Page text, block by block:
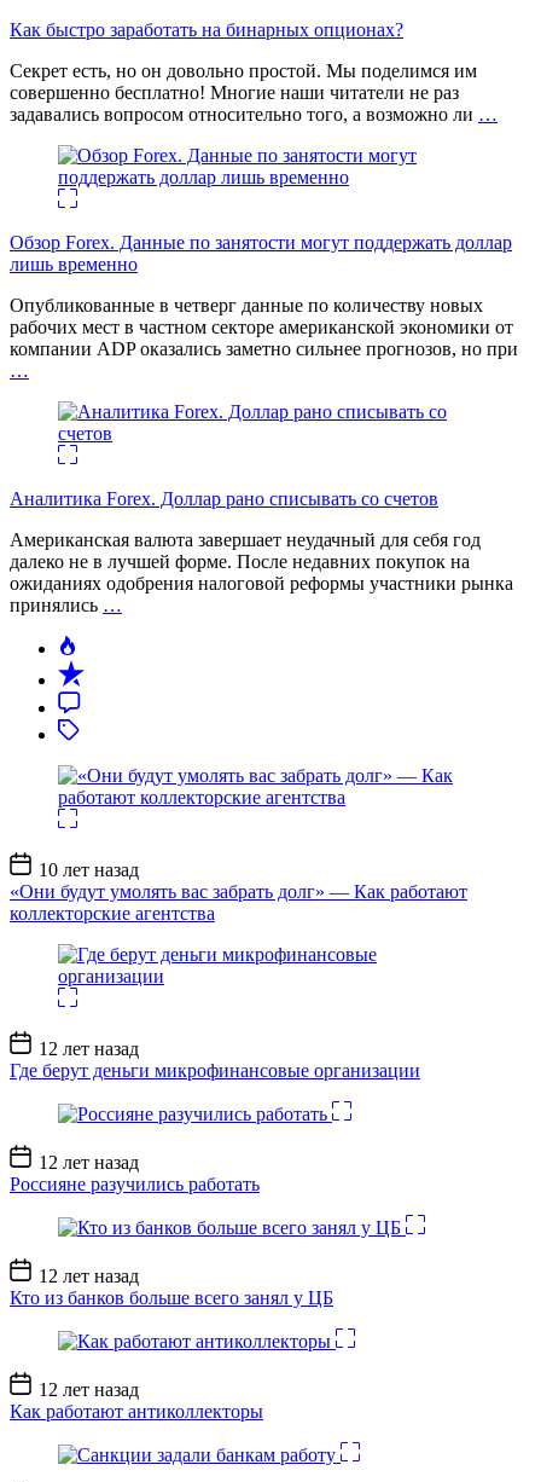
Как быстро заработать на бинарных опционах?
Секрет есть, но он довольно простой. Мы поделимся им
совершенно бесплатно! Многие наши читатели не раз
задавались вопросом относительно того, а возможно ли …
Обзор Forex. Данные по занятости могут поддержать доллар
лишь временно
Опубликованные в четверг данные по количеству новых
рабочих мест в частном секторе американской экономики от
компании ADP оказались заметно сильнее прогнозов, но при
…
Аналитика Forex. Доллар рано списывать со счетов
Американская валюта завершает неудачный для себя год
далеко не в лучшей форме. После недавних покупок на
ожиданиях одобрения налоговой реформы участники рынка
принялись …
Дата
записи
10 лет назад
«Они будут умолять вас забрать долг» — Как работают
коллекторские агентства
Дата
записи
12 лет назад
Где берут деньги микрофинансовые организации
Дата
записи
12 лет назад
Россияне разучились работать
Дата
записи
12 лет назад
Кто из банков больше всего занял у ЦБ
Дата
записи
12 лет назад
Как работают антиколлекторы